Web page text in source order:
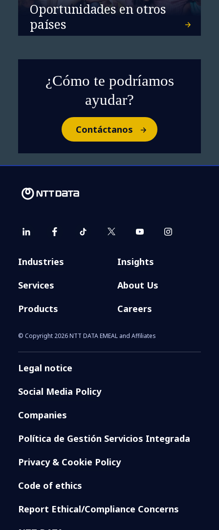
Oportunidades en otros
países
¿Cómo te podríamos
ayudar?
Contáctanos
Industries
Services
Products
Insights
About Us
Careers
© Copyright 2026 NTT DATA EMEAL and Affiliates
Legal notice
Social Media Policy
Companies
Política de Gestión Servicios Integrada
Privacy & Cookie Policy
Code of ethics
Report Ethical/Compliance Concerns